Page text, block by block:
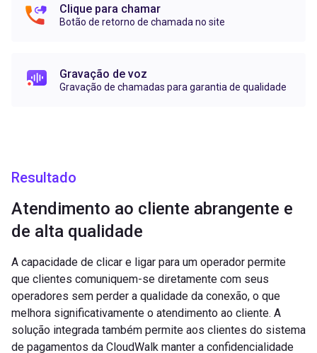
Clique para chamar
Botão de retorno de chamada no site
Gravação de voz
Gravação de chamadas para garantia de qualidade
Resultado
Atendimento ao cliente abrangente e
de alta qualidade
A capacidade de clicar e ligar para um operador permite
que clientes comuniquem-se diretamente com seus
operadores sem perder a qualidade da conexão, o que
melhora significativamente o atendimento ao cliente. A
solução integrada também permite aos clientes do sistema
de pagamentos da CloudWalk manter a confidencialidade